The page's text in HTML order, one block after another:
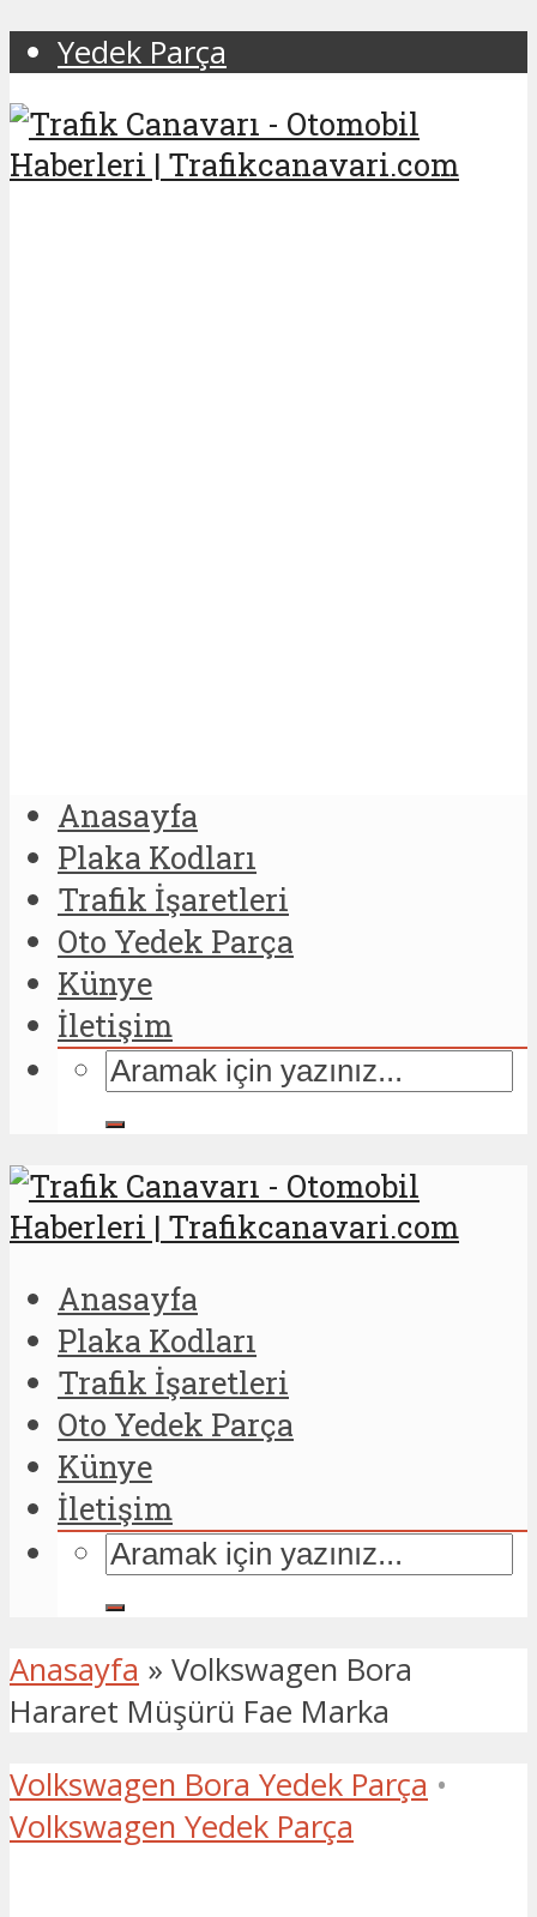
Yedek Parça
Anasayfa
Plaka Kodları
Trafik İşaretleri
Oto Yedek Parça
Künye
İletişim
Anasayfa
Plaka Kodları
Trafik İşaretleri
Oto Yedek Parça
Künye
İletişim
Anasayfa » Volkswagen Bora
Hararet Müşürü Fae Marka
Volkswagen Bora Yedek Parça •
Volkswagen Yedek Parça